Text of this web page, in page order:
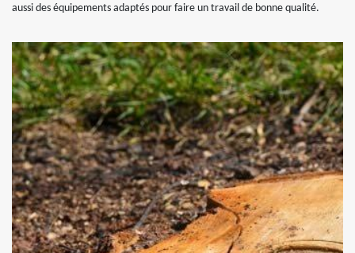
aussi des équipements adaptés pour faire un travail de bonne qualité.